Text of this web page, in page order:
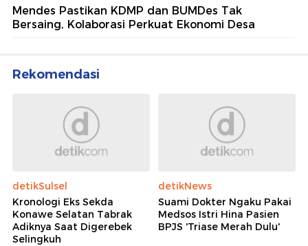
Mendes Pastikan KDMP dan BUMDes Tak
Bersaing, Kolaborasi Perkuat Ekonomi Desa
Rekomendasi
detikSulsel
Kronologi Eks Sekda
Konawe Selatan Tabrak
Adiknya Saat Digerebek
Selingkuh
detikNews
Suami Dokter Ngaku Pakai
Medsos Istri Hina Pasien
BPJS 'Triase Merah Dulu'